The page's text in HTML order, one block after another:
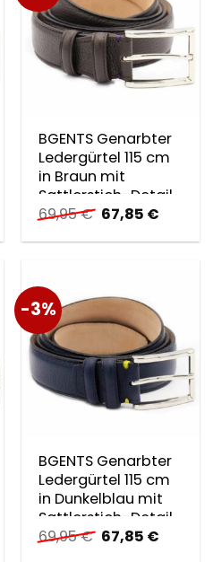
BGENTS Genarbter
Ledergürtel 115 cm
in Braun mit
Sattlerstich-Detail
in Lila
69,95€ Ursprünglicher
Preis
war:
67,85 €
ist:
-3%
BGENTS Genarbter
Ledergürtel 115 cm
in Dunkelblau mit
Sattlerstich-Detail
in Gel…
69,95€ Ursprünglicher
Preis
67,85 €